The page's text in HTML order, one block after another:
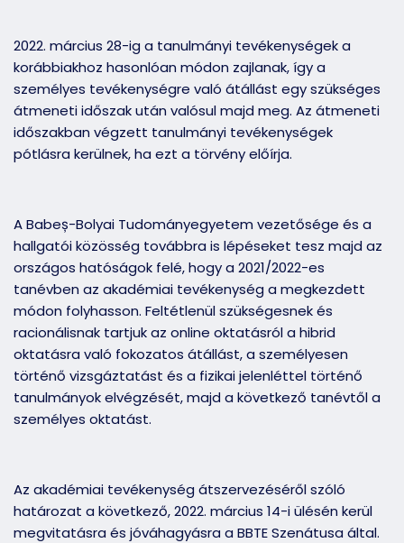
2022. március 28-ig a tanulmányi tevékenységek a
korábbiakhoz hasonlóan módon zajlanak, így a
személyes tevékenységre való átállást egy szükséges
átmeneti időszak után valósul majd meg. Az átmeneti
időszakban végzett tanulmányi tevékenységek
pótlásra kerülnek, ha ezt a törvény előírja.
A Babeș-Bolyai Tudományegyetem vezetősége és a
hallgatói közösség továbbra is lépéseket tesz majd az
országos hatóságok felé, hogy a 2021/2022-es
tanévben az akadémiai tevékenység a megkezdett
módon folyhasson. Feltétlenül szükségesnek és
racionálisnak tartjuk az online oktatásról a hibrid
oktatásra való fokozatos átállást, a személyesen
történő vizsgáztatást és a fizikai jelenléttel történő
tanulmányok elvégzését, majd a következő tanévtől a
személyes oktatást.
Az akadémiai tevékenység átszervezéséről szóló
határozat a következő, 2022. március 14-i ülésén kerül
megvitatásra és jóváhagyásra a BBTE Szenátusa által.